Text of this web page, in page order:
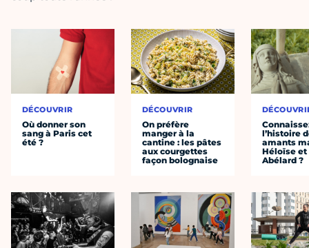
DÉCOUVRIR
Où donner son
sang à Paris cet
été ?
DÉCOUVRIR
On préfère
manger à la
cantine : les pâtes
aux courgettes
façon bolognaise
l’histoire
amants
Héloïse et
Abélard ?